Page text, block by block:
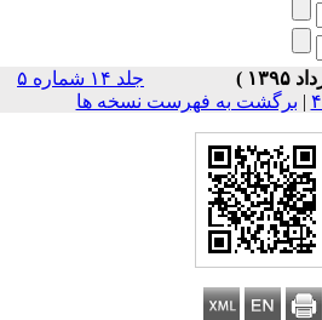
جلد ۱۴ شماره ۵
|برگشت به فهرست نسخه ها